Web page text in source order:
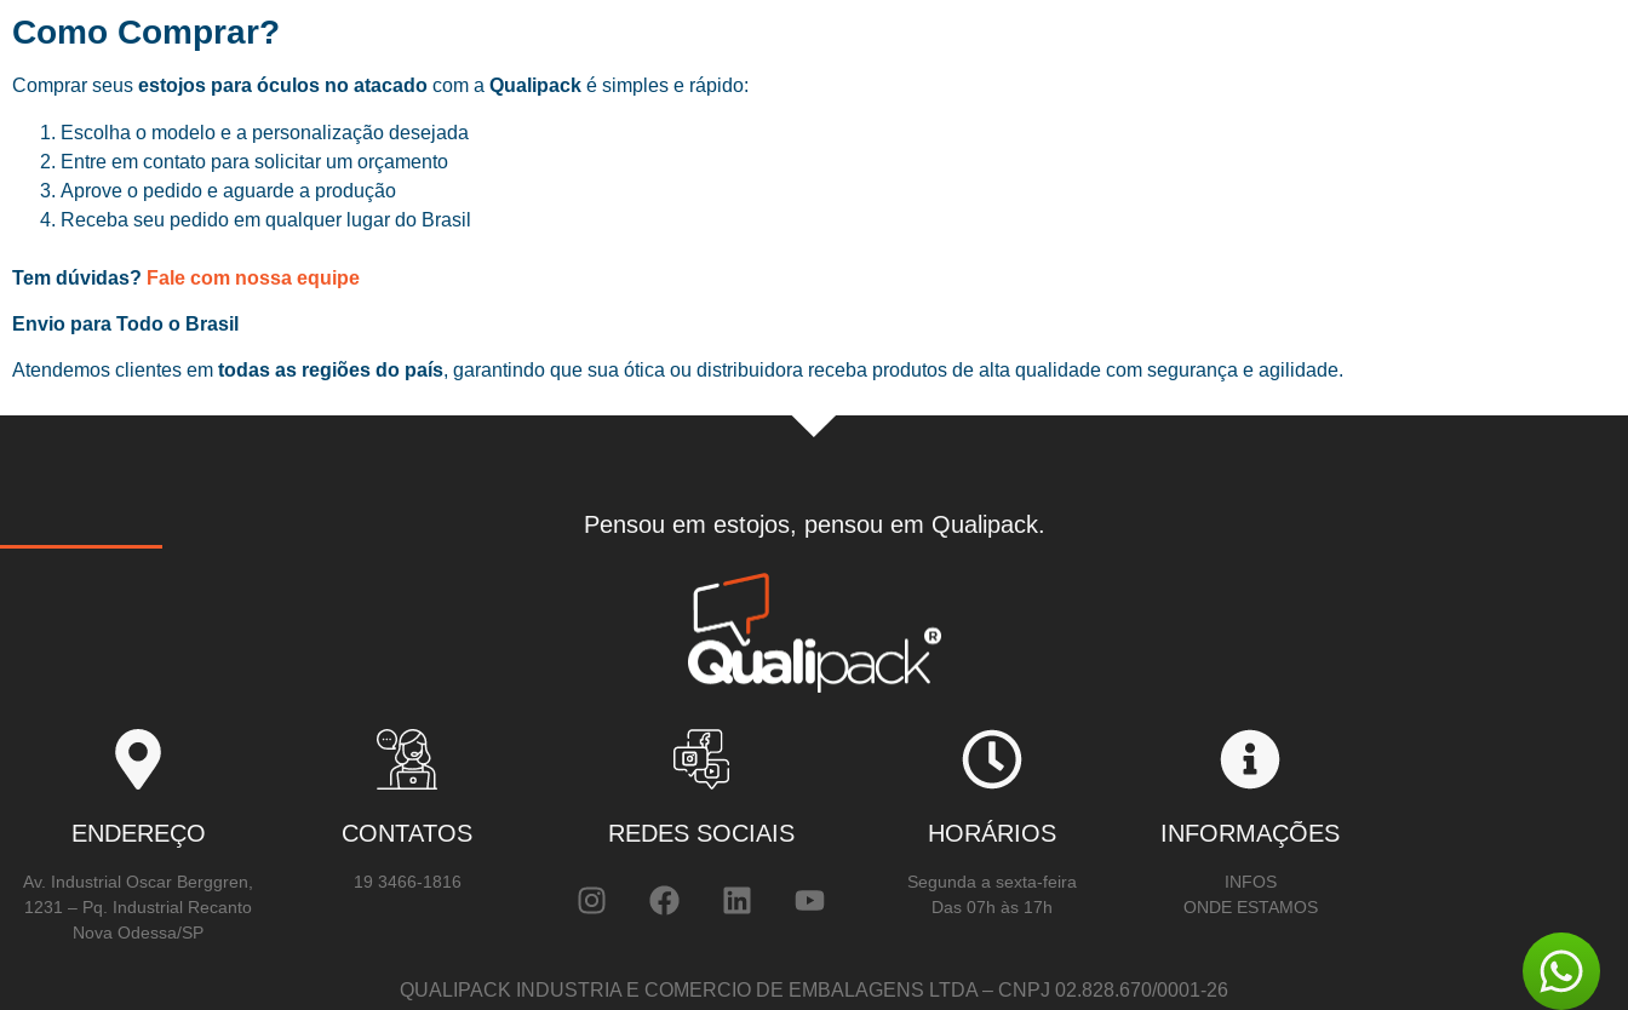
Como Comprar?
Comprar seus estojos para óculos no atacado com a Qualipack é simples e rápido:
Escolha o modelo e a personalização desejada
Entre em contato para solicitar um orçamento
Aprove o pedido e aguarde a produção
Receba seu pedido em qualquer lugar do Brasil
Tem dúvidas? Fale com nossa equipe
Envio para Todo o Brasil
Atendemos clientes em todas as regiões do país, garantindo que sua ótica ou distribuidora receba produtos de alta qualidade com segurança e agilidade.
Pensou em estojos, pensou em Qualipack.
ENDEREÇO
Av. Industrial Oscar Berggren,
1231 – Pq. Industrial Recanto
Nova Odessa/SP
CONTATOS
19 3466-1816
REDES SOCIAIS HORÁRIOS
Segunda a sexta-feira
Das 07h às 17h
INFORMAÇÕES
INFOS
ONDE ESTAMOS
QUALIPACK INDUSTRIA E COMERCIO DE EMBALAGENS LTDA – CNPJ 02.828.670/0001-26